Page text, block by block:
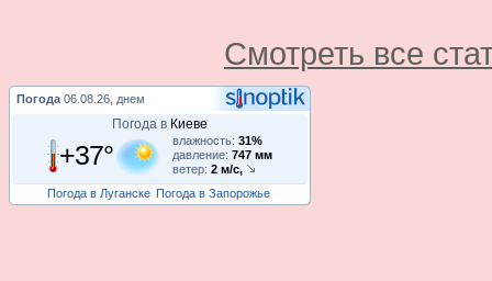
Смотреть все
Погода 06.08.26, днем
Погода в Киеве
+37° влажность: 31%
давление: 747 мм
ветер: 2 м/с,
Погода в Луганске
Погода в Запорожье